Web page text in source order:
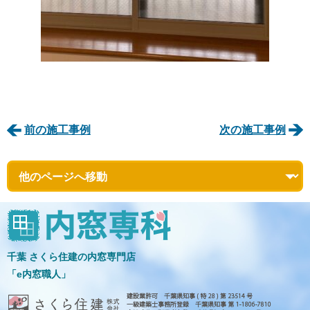
前の施工事例 次の施工事例
千葉 さくら住建の内窓専門店
「e内窓職人」